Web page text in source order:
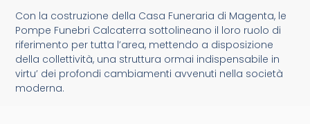
Con la costruzione della Casa Funeraria di Magenta, le
Pompe Funebri Calcaterra sottolineano il loro ruolo di
riferimento per tutta l’area, mettendo a disposizione
della collettività, una struttura ormai indispensabile in
virtu’ dei profondi cambiamenti avvenuti nella società
moderna.